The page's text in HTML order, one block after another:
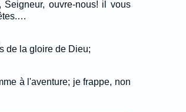
ouvre-nous! il vous
de la gloire de Dieu;
à l'aventure; je frappe, non